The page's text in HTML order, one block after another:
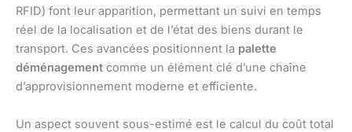
RFID) font leur apparition, permettant un suivi en temps
réel de la localisation et de l’état des biens durant le
transport. Ces avancées positionnent la palette
déménagement comme un élément clé d’une chaîne
d’approvisionnement moderne et efficiente.
Un aspect souvent sous-estimé est le calcul du coût total